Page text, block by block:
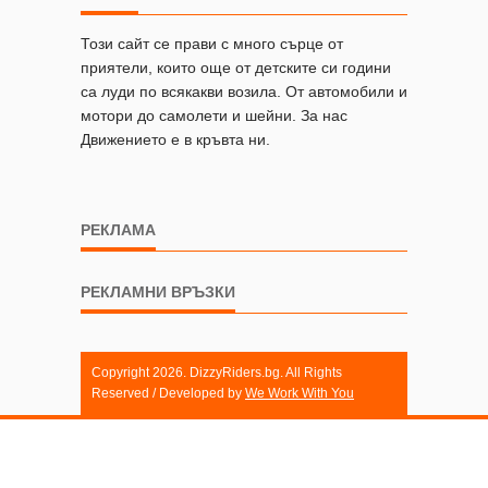
Този сайт се прави с много сърце от
приятели, които още от детските си години
са луди по всякакви возила. От автомобили и
мотори до самолети и шейни. За нас
Движението е в кръвта ни.
РЕКЛАМА
РЕКЛАМНИ ВРЪЗКИ
Copyright 2026. DizzyRiders.bg. All Rights
Reserved / Developed by We Work With You